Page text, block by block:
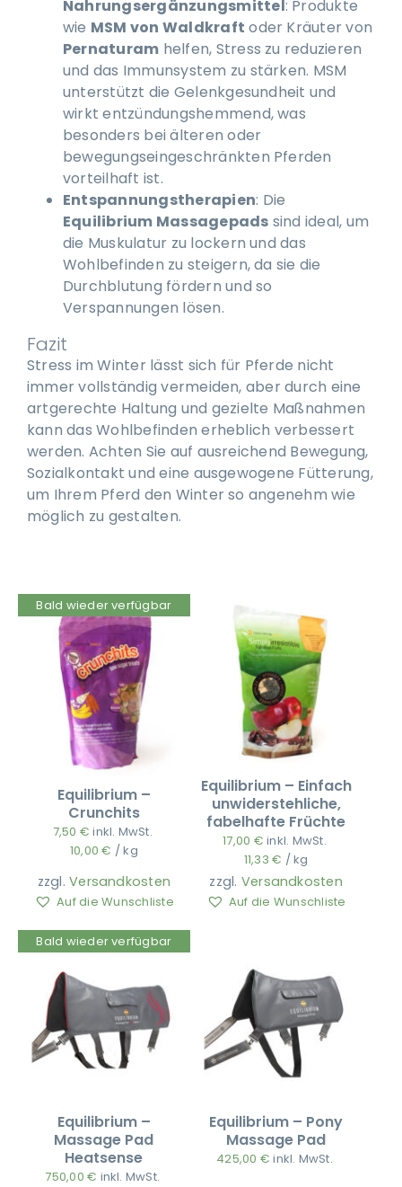
Nahrungsergänzungsmittel: Produkte
wie MSM von Waldkraft oder Kräuter von
Pernaturam helfen, Stress zu reduzieren
und das Immunsystem zu stärken. MSM
unterstützt die Gelenkgesundheit und
wirkt entzündungshemmend, was
besonders bei älteren oder
bewegungseingeschränkten Pferden
vorteilhaft ist.
Entspannungstherapien: Die
Equilibrium Massagepads sind ideal, um
die Muskulatur zu lockern und das
Wohlbefinden zu steigern, da sie die
Durchblutung fördern und so
Verspannungen lösen.
Fazit
Stress im Winter lässt sich für Pferde nicht
immer vollständig vermeiden, aber durch eine
artgerechte Haltung und gezielte Maßnahmen
kann das Wohlbefinden erheblich verbessert
werden. Achten Sie auf ausreichend Bewegung,
Sozialkontakt und eine ausgewogene Fütterung,
um Ihrem Pferd den Winter so angenehm wie
möglich zu gestalten.
Bald wieder verfügbar
Equilibrium –
Crunchits
7,50 € inkl. MwSt.
10,00€ /kg
zzgl.Versandkosten
Auf die Wunschliste
Equilibrium – Einfach
unwiderstehliche,
fabelhafte Früchte
17,00 € inkl. MwSt.
11,33€ /kg
zzgl. Versandkosten
Auf die Wunschliste
Bald wieder verfügbar
Equilibrium –
Massage Pad
Heatsense
750,00€ inkl. MwSt.
Equilibrium – Pony
Massage Pad
425,00 € inkl. MwSt.